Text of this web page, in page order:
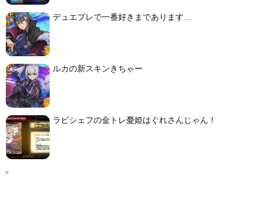
デュエプレで一番好きまであります…
ルカの新スキンきちゃー
ラビシェフの金トレ憂姫はぐれさんじゃん！